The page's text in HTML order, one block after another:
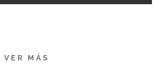
VER MÁS